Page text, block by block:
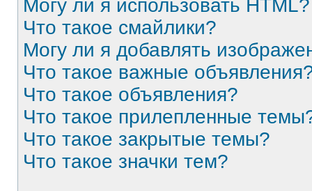
Могу ли я использовать HTML?
Что такое смайлики?
Могу ли я добавлять
Что такое важные
Что такое объявления?
Что такое прилепленные
Что такое закрытые темы?
Что такое значки тем?